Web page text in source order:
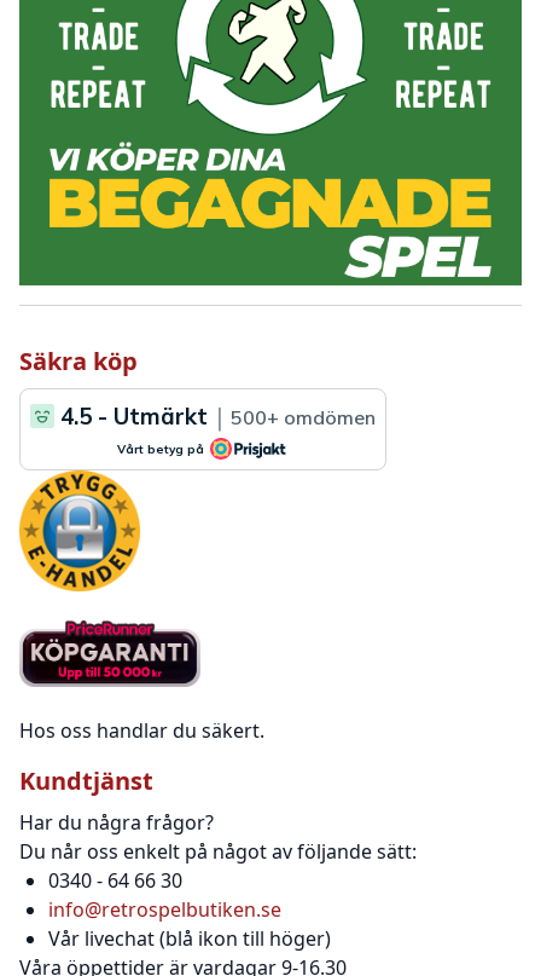
Säkra köp
Hos oss handlar du säkert.
Kundtjänst
Har du några frågor?
Du når oss enkelt på något av följande sätt:
0340 - 64 66 30
info@retrospelbutiken.se
Vår livechat (blå ikon till höger)
Våra öppettider är vardagar 9-16.30